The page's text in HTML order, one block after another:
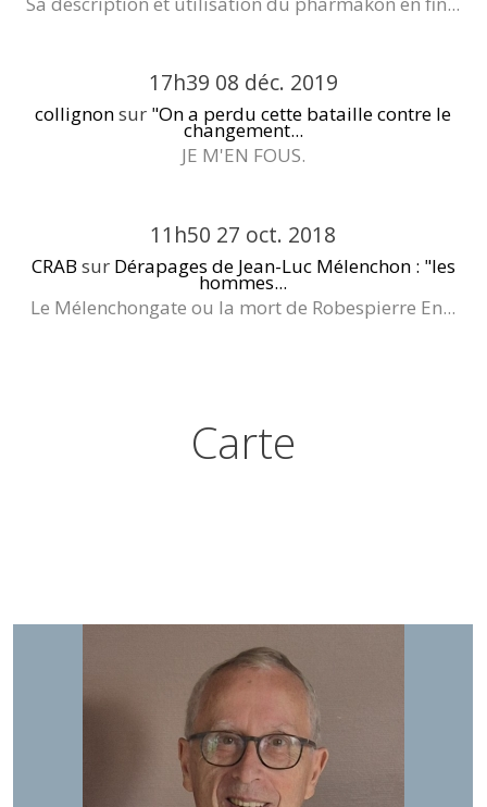
17h39 08 déc. 2019
collignonsur "On a perdu cette bataille contre le
changement...
JE M'EN FOUS.
11h50 27 oct. 2018
CRAB sur Dérapages de Jean-Luc Mélenchon : "les
hommes...
Le Mélenchongate ou la mort de Robespierre En...
Carte